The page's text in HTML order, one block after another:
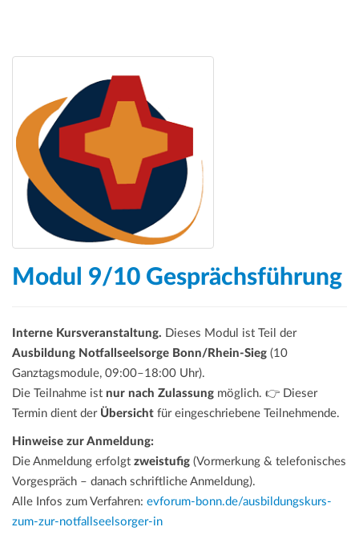
Modul 9/10 Gesprächsführung
Interne Kursveranstaltung. Dieses Modul ist Teil der
Ausbildung Notfallseelsorge Bonn/Rhein-Sieg (10
Ganztagsmodule, 09:00–18:00 Uhr).
Die Teilnahme ist nur nach Zulassung möglich. 👉 Dieser
Termin dient der Übersicht für eingeschriebene Teilnehmende.
Hinweise zur Anmeldung:
Die Anmeldung erfolgt zweistufig (Vormerkung & telefonisches
Vorgespräch – danach schriftliche Anmeldung).
Alle Infos zum Verfahren: evforum-bonn.de/ausbildungskurs-
zum-zur-notfallseelsorger-in